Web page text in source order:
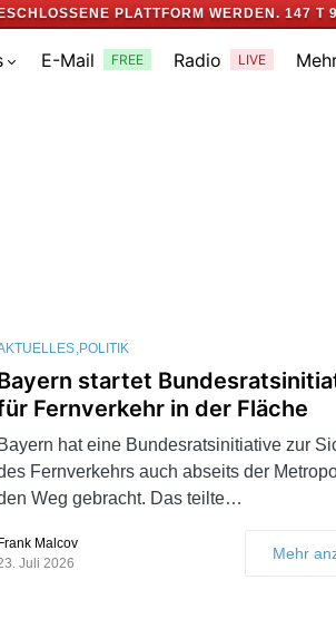
PLATTFORM WERDEN. 147 T
E-Mail FREE Radio LIVE
POLITIK
startet
Fernverkehr in der Fläche
Bayern hat eine Bundesratsinitiative zur
Fernverkehrs auch abseits der
Weg gebracht. Das teilte…
Frank Malcov
Juli 2026
Mehr